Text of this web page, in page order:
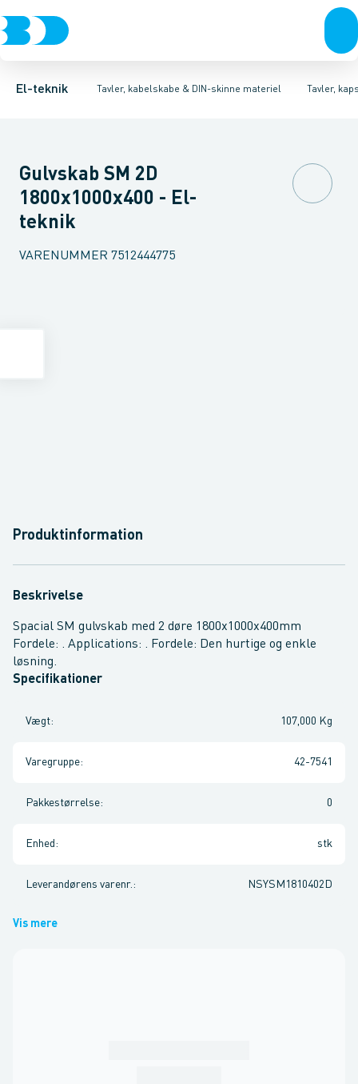
El-teknik Tavler, kabelskabe & DIN-skinne materiel
Afbrydere, stikkontakter & lampeudtagForgreningsmateriel
Tavler,
Tavler, kapsling og rackskabe Fordelings-/byggepladstavler
Ventilationsplade (indkapsling/skab)Dækplade / mærkeplade
Gulvskab SM 2D
1800x1000x400 - El-
teknik
VARENUMMER 7512444775
Produktinformation
Beskrivelse
Spacial SM gulvskab med 2 døre 1800x1000x400mm
Fordele: . Applications: . Fordele: Den hurtige og enkle
løsning.
Specifikationer
Vægt: 107,000 Kg
Varegruppe: 42-7541
Pakkestørrelse: 0
Enhed : stk
Leverandørens varenr. : NSYSM1810402D
Vis mere